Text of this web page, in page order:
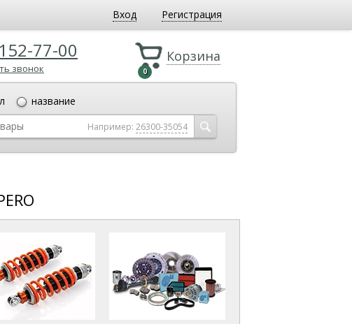
Вход Регистрация
Корзина
0
77-00
звонок
название
Например: 26300-35054